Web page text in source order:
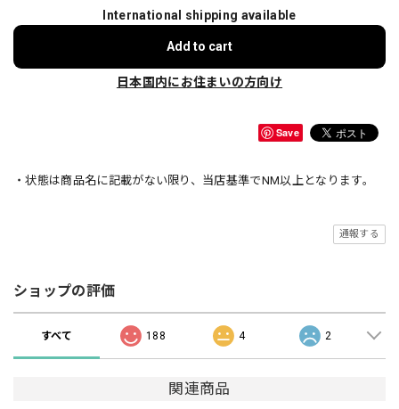
International shipping available
Add to cart
日本国内にお住まいの方向け
Save
・状態は商品名に記載がない限り、当店基準でNM以上となります。
通報する
ショップの評価
すべて 188 4 2
関連商品